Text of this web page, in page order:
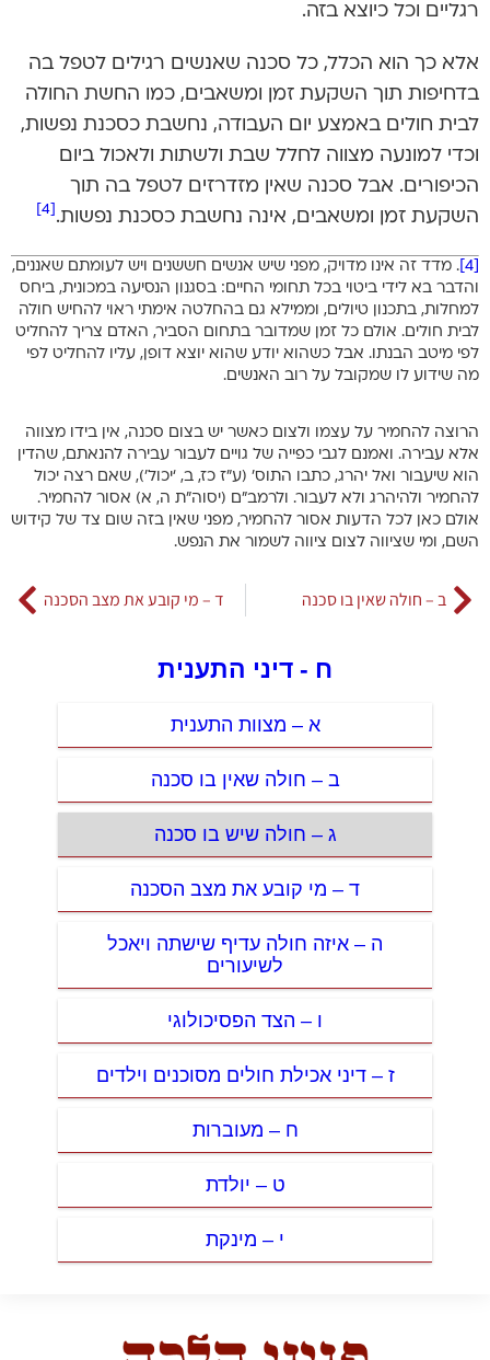
רגליים וכל כיוצא בזה.
אלא כך הוא הכלל, כל סכנה שאנשים רגילים לטפל בה
בדחיפות תוך השקעת זמן ומשאבים, כמו החשת החולה
לבית חולים באמצע יום העבודה, נחשבת כסכנת נפשות,
וכדי למונעה מצווה לחלל שבת ולשתות ולאכול ביום
הכיפורים. אבל סכנה שאין מזדרזים לטפל בה תוך
השקעת זמן ומשאבים, אינה נחשבת כסכנת נפשות.
. מדד זה אינו מדויק, מפני שיש אנשים חששנים ויש לעומתם שאננים,
והדבר בא לידי ביטוי בכל תחומי החיים: בסגנון הנסיעה במכונית, ביחס
למחלות, בתכנון טיולים, וממילא גם בהחלטה אימתי ראוי להחיש חולה
לבית חולים. אולם כל זמן שמדובר בתחום הסביר, האדם צריך להחליט
לפי מיטב הבנתו. אבל כשהוא יודע שהוא יוצא דופן, עליו להחליט לפי
מה שידוע לו שמקובל על רוב האנשים.
הרוצה להחמיר על עצמו ולצום כאשר יש בצום סכנה, אין בידו מצווה
אלא עבירה. ואמנם לגבי כפייה של גויים לעבור עבירה להנאתם, שהדין
הוא שיעבור ואל יהרג, כתבו התוס’ (ע”ז כז, ב, ‘יכול’), שאם רצה יכול
להחמיר ולהיהרג ולא לעבור. ולרמב”ם (יסוה”ת ה, א) אסור להחמיר.
אולם כאן לכל הדעות אסור להחמיר, מפני שאין בזה שום צד של קידוש
השם, ומי שציווה לצום ציווה לשמור את הנפש.
ב – חולה שאין בו סכנה ד – מי קובע את מצב הסכנה
ח - דיני התענית
א – מצוות התענית
ב – חולה שאין בו סכנה
ג – חולה שיש בו סכנה
ד – מי קובע את מצב הסכנה
ה – איזה חולה עדיף שישתה ויאכל
לשיעורים
ו – הצד הפסיכולוגי
ז – דיני אכילת חולים מסוכנים וילדים
ח – מעוברות
ט – יולדת
י – מינקת